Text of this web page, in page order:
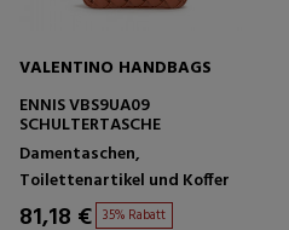
VALENTINO HANDBAGS
ENNIS VBS9UA09
SCHULTERTASCHE
Damentaschen,
Toilettenartikel und Koffer
81,18 € 35% Rabatt